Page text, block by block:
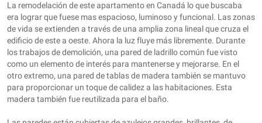
La remodelación de este apartamento en Canadá lo que buscaba
era lograr que fuese mas espacioso, luminoso y funcional. Las zonas
de vida se extienden a través de una amplia zona lineal que cruza el
edificio de este a oeste. Ahora la luz fluye más libremente. Durante
los trabajos de demolición, una pared de ladrillo común fue visto
como un elemento de interés para mantenerse y mejorarse. En el
otro extremo, una pared de tablas de madera también se mantuvo
para proporcionar un toque de calidez a las habitaciones. Esta
madera también fue reutilizada para el baño.